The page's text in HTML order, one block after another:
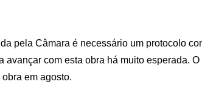
pela Câmara é necessário um protocolo
avançar com esta obra há muito esperada. O
em agosto.